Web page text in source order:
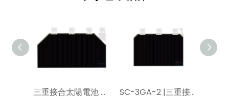
三重接合太陽電池 GaAs CIC | 30% の効率 | SC-3GA-3 YIM SPACE で三重接合 GaAs 太陽電池を購入 – 直接メーカー SC-3GA-2 |三重接合 GaAs CIC | 30% の効率 YIM SPACE でトリプル ジャンクション GaAs 太陽電池を購入 – 直接メーカー|軌道太陽光発電